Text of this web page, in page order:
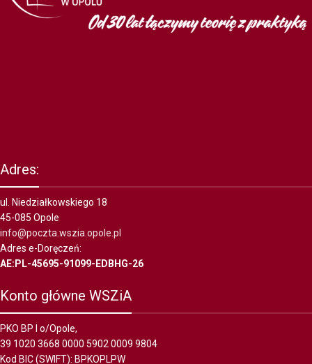
Adres:
ul. Niedziałkowskiego 18
45-085 Opole
info@poczta.wszia.opole.pl
Adres e-Doręczeń:
AE:PL-45695-91099-EDBHG-26
Konto główne WSZiA
PKO BP I o/Opole,
39 1020 3668 0000 5902 0009 9804
Kod BIC (SWIFT): BPKOPLPW